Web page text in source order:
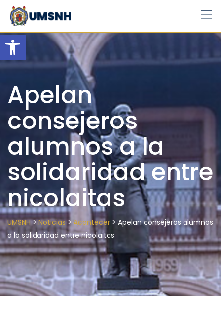
Open toolbar
Skip
content
Apelan
consejeros
alumnos a la
solidaridad entre
nicolaitas
UMSNH>Noticias> Acontecer > Apelan consejeros alumnos
a la solidaridad entre nicolaitas